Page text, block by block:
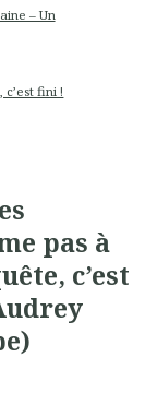
– Un
c’est fini !
pas à
c’est